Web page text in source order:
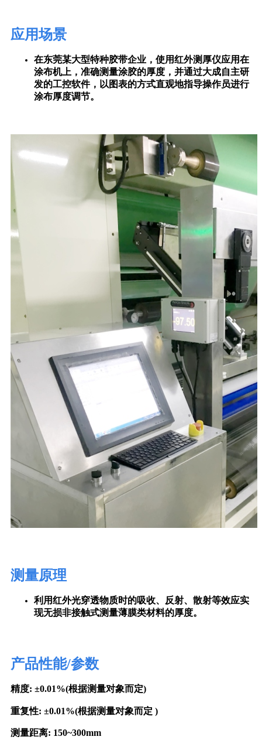
应用场景
在东莞某大型特种胶带企业，使用红外测厚仪应用在
涂布机上，准确测量涂胶的厚度，并通过大成自主研
发的工控软件，以图表的方式直观地指导操作员进行
涂布厚度调节。
测量原理
利用红外光穿透物质时的吸收、反射、散射等效应实
现无损非接触式测量薄膜类材料的厚度。
产品性能/参数
精度: ±0.01%(根据测量对象而定)
重复性: ±0.01%(根据测量对象而定 )
测量距离: 150~300mm